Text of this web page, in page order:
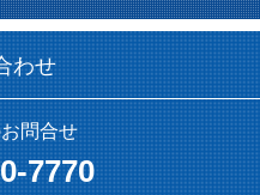
わせ
問合せ
7770